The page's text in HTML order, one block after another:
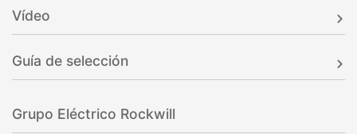
Vídeo
Guía de selección
Grupo Eléctrico Rockwill